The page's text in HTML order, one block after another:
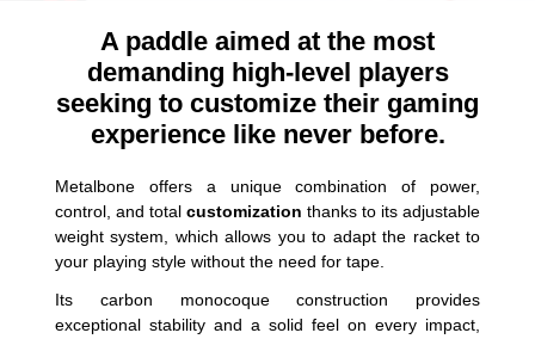
A paddle aimed at the most
demanding high-level players
seeking to customize their gaming
experience like never before.
Metalbone offers a unique combination of power,
control, and total customization thanks to its adjustable
weight system, which allows you to adapt the racket to
your playing style without the need for tape.
Its carbon monocoque construction provides
exceptional stability and a solid feel on every impact,